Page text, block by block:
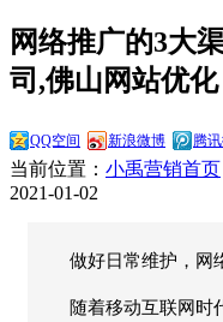
网络推广的3大
司,佛山网站优化
QQ空间 新浪微博 腾
当前位置： 小禹营销首页
2021-01-02
做好日常维护，网
随着移动互联网时